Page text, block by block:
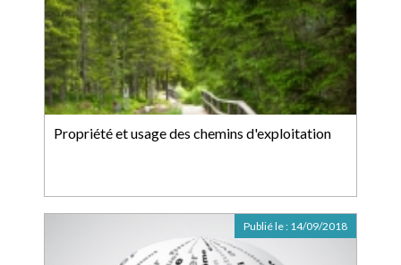
Propriété et usage des chemins d'exploitation
Publié le : 14/09/2018